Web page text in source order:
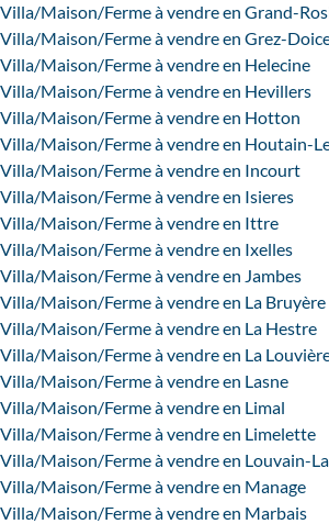
Villa/Maison/Ferme à vendre en Grand-
Villa/Maison/Ferme à vendre en Grez-
Villa/Maison/Ferme à vendre en Helecine
Villa/Maison/Ferme à vendre en Hevillers
Villa/Maison/Ferme à vendre en Hotton
Villa/Maison/Ferme à vendre en Houtain-
Villa/Maison/Ferme à vendre en Incourt
Villa/Maison/Ferme à vendre en Isieres
Villa/Maison/Ferme à vendre en Ittre
Villa/Maison/Ferme à vendre en Ixelles
Villa/Maison/Ferme à vendre en Jambes
Villa/Maison/Ferme à vendre en La Bruyère
Villa/Maison/Ferme à vendre en La Hestre
Villa/Maison/Ferme à vendre en La
Villa/Maison/Ferme à vendre en Lasne
Villa/Maison/Ferme à vendre en Limal
Villa/Maison/Ferme à vendre en Limelette
Villa/Maison/Ferme à vendre en Louvain-
Villa/Maison/Ferme à vendre en Manage
Villa/Maison/Ferme à vendre en Marbais